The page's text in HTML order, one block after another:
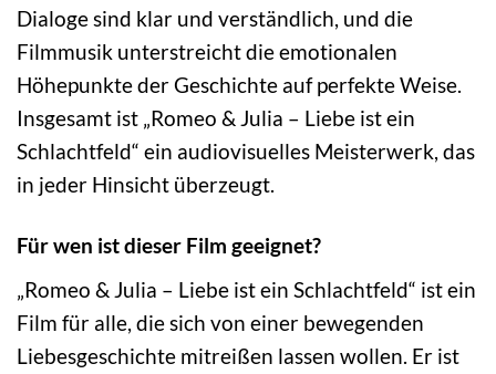
Dialoge sind klar und verständlich, und die
Filmmusik unterstreicht die emotionalen
Höhepunkte der Geschichte auf perfekte Weise.
Insgesamt ist „Romeo & Julia – Liebe ist ein
Schlachtfeld“ ein audiovisuelles Meisterwerk, das
in jeder Hinsicht überzeugt.
Für wen ist dieser Film geeignet?
„Romeo & Julia – Liebe ist ein Schlachtfeld“ ist ein
Film für alle, die sich von einer bewegenden
Liebesgeschichte mitreißen lassen wollen. Er ist